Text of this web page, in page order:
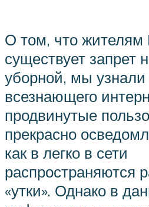
О том, что
существует запрет
уборной, мы узнали
всезнающего
продвинутые
прекрасно
как в легко в сети
распространяются
«утки». Однако в